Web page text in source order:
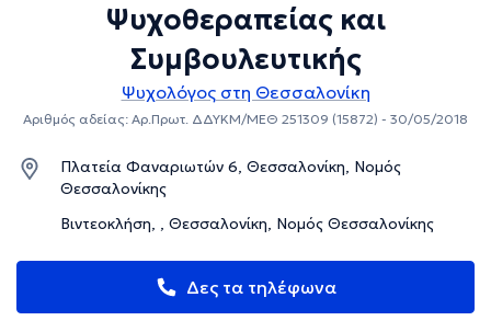
Ψυχοθεραπείας και
Συμβουλευτικής
Ψυχολόγος στη Θεσσαλονίκη
Αριθμός αδείας: Αρ.Πρωτ. ΔΔΥΚΜ/ΜΕΘ 251309 (15872) - 30/05/2018
Πλατεία Φαναριωτών 6, Θεσσαλονίκη, Νομός
Θεσσαλονίκης
Βιντεοκλήση, , Θεσσαλονίκη, Νομός Θεσσαλονίκης
Δες τα τηλέφωνα